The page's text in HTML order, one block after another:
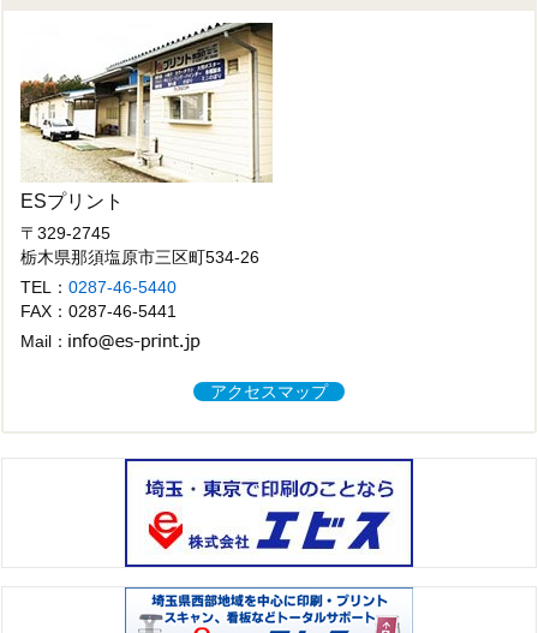
ESプリント
〒329-2745
栃木県那須塩原市三区町534-26
TEL：0287-46-5440
FAX：0287-46-5441
Mail：
アクセスマップ